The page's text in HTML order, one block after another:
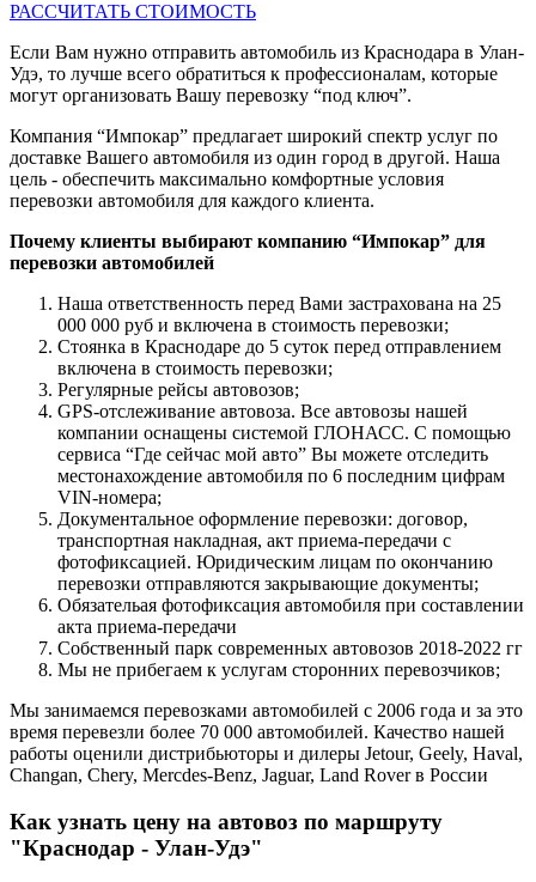
РАССЧИТАТЬ СТОИМОСТЬ
Если Вам нужно отправить автомобиль из Краснодара в Улан-
Удэ, то лучше всего обратиться к профессионалам, которые
могут организовать Вашу перевозку “под ключ”.
Компания “Импокар” предлагает широкий спектр услуг по
доставке Вашего автомобиля из один город в другой. Наша
цель - обеспечить максимально комфортные условия
перевозки автомобиля для каждого клиента.
Почему клиенты выбирают компанию “Импокар” для
перевозки автомобилей
Наша ответственность перед Вами застрахована на 25
000 000 руб и включена в стоимость перевозки;
Стоянка в Краснодаре до 5 суток перед отправлением
включена в стоимость перевозки;
Регулярные рейсы автовозов;
GPS-отслеживание автовоза. Все автовозы нашей
компании оснащены системой ГЛОНАСС. С помощью
сервиса “Где сейчас мой авто” Вы можете отследить
местонахождение автомобиля по 6 последним цифрам
VIN-номера;
Документальное оформление перевозки: договор,
транспортная накладная, акт приема-передачи с
фотофиксацией. Юридическим лицам по окончанию
перевозки отправляются закрывающие документы;
Обязательая фотофиксация автомобиля при составлении
акта приема-передачи
Собственный парк современных автовозов 2018-2022 гг
Мы не прибегаем к услугам сторонних перевозчиков;
Мы занимаемся перевозками автомобилей с 2006 года и за это
время перевезли более 70 000 автомобилей. Качество нашей
работы оценили дистрибьюторы и дилеры Jetour, Geely, Haval,
Changan, Chery, Mercdes-Benz, Jaguar, Land Rover в России
Как узнать цену на автовоз по маршруту
"Краснодар - Улан-Удэ"